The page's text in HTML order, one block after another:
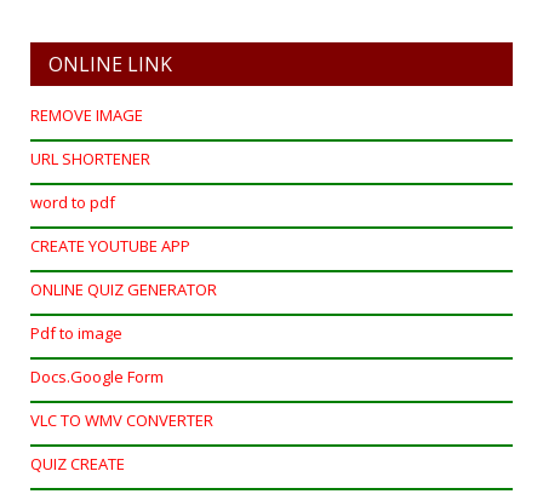
ONLINE LINK
REMOVE IMAGE
URL SHORTENER
word to pdf
CREATE YOUTUBE APP
ONLINE QUIZ GENERATOR
Pdf to image
Docs.Google Form
VLC TO WMV CONVERTER
QUIZ CREATE